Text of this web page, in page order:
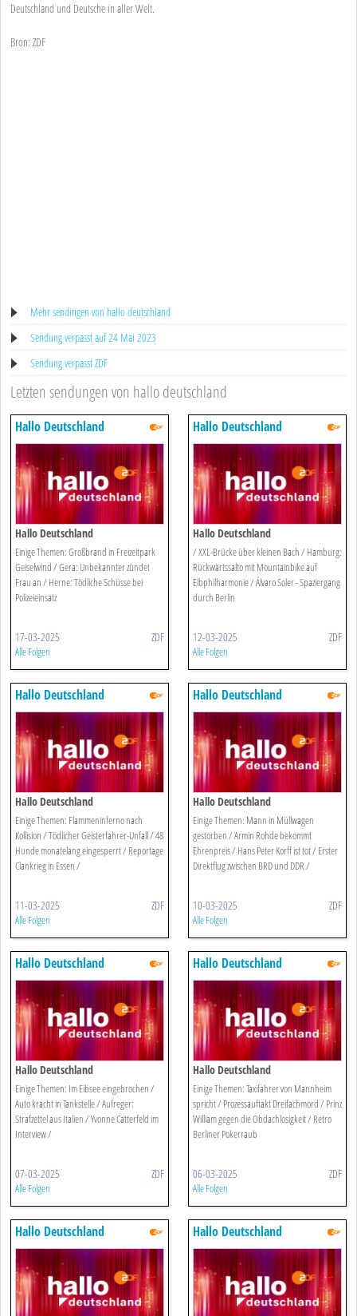
Deutschland und Deutsche in aller Welt.
Bron: ZDF
Mehr sendingen von hallo deutschland
Sendung verpasst auf 24 Mai 2023
Sendung verpasst ZDF
Letzten sendungen von hallo deutschland
Hallo Deutschland
Hallo Deutschland
Einige Themen: Großbrand in Freizeitpark
Geiselwind / Gera: Unbekannter zündet
Frau an / Herne: Tödliche Schüsse bei
Polizeieinsatz
17-03-2025 ZDF
Alle Folgen
Hallo Deutschland
Hallo Deutschland
/ XXL-Brücke über kleinen Bach / Hamburg:
Rückwärtssalto mit Mountainbike auf
Elbphilharmonie / Álvaro Soler - Spaziergang
durch Berlin
12-03-2025 ZDF
Alle Folgen
Hallo Deutschland
Hallo Deutschland
Einige Themen: Flammeninferno nach
Kollision / Tödlicher Geisterfahrer-Unfall / 48
Hunde monatelang eingesperrt / Reportage
Clankrieg in Essen /
11-03-2025 ZDF
Alle Folgen
Hallo Deutschland
Hallo Deutschland
Einige Themen: Mann in Müllwagen
gestorben / Armin Rohde bekommt
Ehrenpreis / Hans Peter Korff ist tot / Erster
Direktflug zwischen BRD und DDR /
10-03-2025 ZDF
Alle Folgen
Hallo Deutschland
Hallo Deutschland
Einige Themen: Im Eibsee eingebrochen /
Auto kracht in Tankstelle / Aufreger:
Strafzettel aus Italien / Yvonne Catterfeld im
Interview /
07-03-2025 ZDF
Alle Folgen
Hallo Deutschland
Hallo Deutschland
Einige Themen: Taxifahrer von Mannheim
spricht / Prozessauftakt Dreifachmord / Prinz
William gegen die Obdachlosigkeit / Retro
Berliner Pokerraub
06-03-2025 ZDF
Alle Folgen
Hallo Deutschland Hallo Deutschland